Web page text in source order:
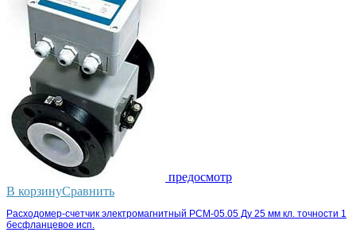
предосмотр
В корзинуСравнить
Расходомер-счетчик электромагнитный РСМ-05.05 Ду 25 мм кл. точности 1
бесфланцевое исп.